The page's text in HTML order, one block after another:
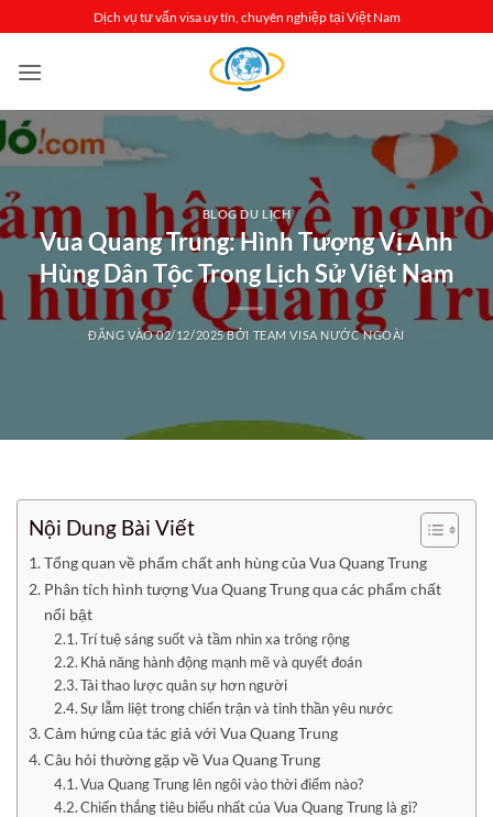
qua
nội
Dịch vụ tư vấn visa uy tín, chuyên nghiệp tại Việt Nam
BLOG DU LỊCH
Vua Quang Trung: Hình Tượng Vị Anh
Hùng Dân Tộc Trong Lịch Sử Việt Nam
ĐĂNG VÀO02/12/2025BỞI TEAM VISA NƯỚC NGOÀI
Nội Dung Bài Viết
Tổng quan về phẩm chất anh hùng của Vua Quang Trung
Phân tích hình tượng Vua Quang Trung qua các phẩm chất
nổi bật
Trí tuệ sáng suốt và tầm nhìn xa trông rộng
Khả năng hành động mạnh mẽ và quyết đoán
Tài thao lược quân sự hơn người
Sự lẫm liệt trong chiến trận và tinh thần yêu nước
Cảm hứng của tác giả với Vua Quang Trung
Câu hỏi thường gặp về Vua Quang Trung
Vua Quang Trung lên ngôi vào thời điểm nào?
Chiến thắng tiêu biểu nhất của Vua Quang Trung là gì?